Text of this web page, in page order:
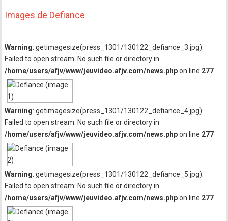
Images de Defiance
Warning: getimagesize(press_1301/130122_defiance_3.jpg):
Failed to open stream: No such file or directory in
/home/users/afjv/www/jeuvideo.afjv.com/news.phpon line 277
Warning: getimagesize(press_1301/130122_defiance_4.jpg):
Failed to open stream: No such file or directory in
/home/users/afjv/www/jeuvideo.afjv.com/news.phpon line 277
Warning: getimagesize(press_1301/130122_defiance_5.jpg):
Failed to open stream: No such file or directory in
/home/users/afjv/www/jeuvideo.afjv.com/news.phpon line 277